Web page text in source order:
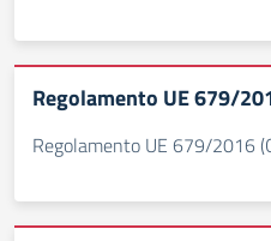
Regolamento UE 679/
Regolamento UE 679/2016